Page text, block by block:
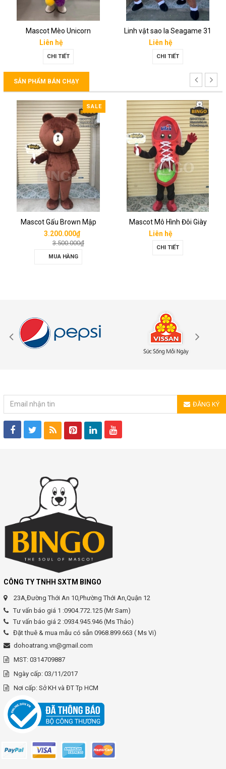
Mascot Mèo Unicorn
Liên hệ
CHI TIẾT
Linh vật sao la Seagame 31
Liên hệ
CHI TIẾT
SẢN PHẨM BÁN CHẠY
SALE
Mascot Gấu Brown Mập
3.200.000₫
3.500.000₫
MUA HÀNG
Mascot Mô Hình Đôi Giày
Liên hệ
CHI TIẾT
ĐĂNG KÝ
CÔNG TY TNHH SXTM BINGO
23A,Đường Thới An 10,Phường Thới An,Quận 12
Tư vấn báo giá 1 :0904.772.125 (Mr Sam)
Tư vấn báo giá 2 :0934.945.946 (Ms Thảo)
Đặt thuê & mua mẫu có sẵn 0968.899.663 ( Ms Vi)
dohoatrang.vn@gmail.com
MST: 0314709887
Ngày cấp: 03/11/2017
Nơi cấp: Sở KH và ĐT Tp HCM